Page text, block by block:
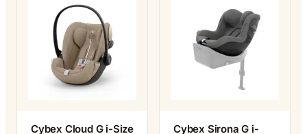
Cybex Cloud G i-Size
Cybex Sirona G i-